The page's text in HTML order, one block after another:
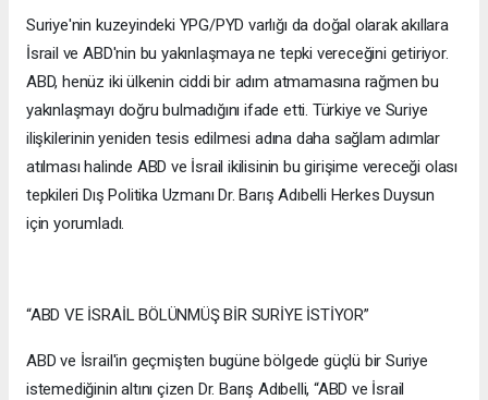
Suriye'nin kuzeyindeki YPG/PYD varlığı da doğal olarak akıllara
İsrail ve ABD'nin bu yakınlaşmaya ne tepki vereceğini getiriyor.
ABD, henüz iki ülkenin ciddi bir adım atmamasına rağmen bu
yakınlaşmayı doğru bulmadığını ifade etti. Türkiye ve Suriye
ilişkilerinin yeniden tesis edilmesi adına daha sağlam adımlar
atılması halinde ABD ve İsrail ikilisinin bu girişime vereceği olası
tepkileri Dış Politika Uzmanı Dr. Barış Adıbelli Herkes Duysun
için yorumladı.
“ABD VE İSRAİL BÖLÜNMÜŞ BİR SURİYE İSTİYOR”
ABD ve İsrail'in geçmişten bugüne bölgede güçlü bir Suriye
istemediğinin altını çizen Dr. Barış Adıbelli, “ABD ve İsrail